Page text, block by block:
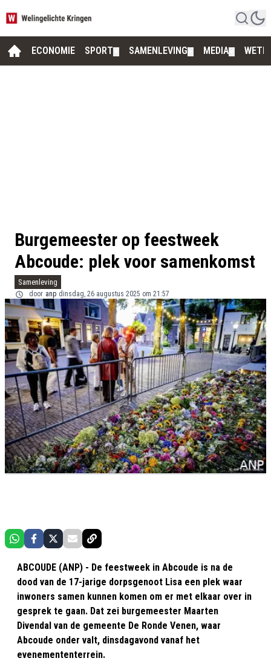
ECONOMIE SPORT SAMENLEVING MEDIA
Burgemeester op feestweek
Abcoude: plek voor samenkomst
Samenleving
door anp dinsdag, 26 augustus 2025 om 21:57
ABCOUDE (ANP) - De feestweek in Abcoude is na de
dood van de 17-jarige dorpsgenoot Lisa een plek waar
inwoners samen kunnen komen om er met elkaar over in
gesprek te gaan. Dat zei burgemeester Maarten
Divendal van de gemeente De Ronde Venen, waar
Abcoude onder valt, dinsdagavond vanaf het
evenemententerrein.